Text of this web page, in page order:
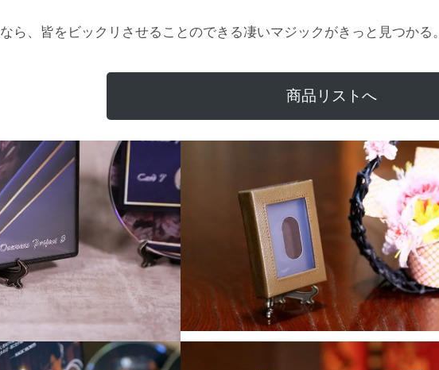
なら、皆をビックリさせることのできる凄いマジックがきっと見つかる。
商品リストへ